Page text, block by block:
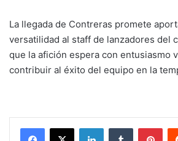
La llegada de Contreras promete
versatilidad al staff de lanzadores del
que la afición espera con entusiasmo
contribuir al éxito del equipo en la
LinkedInTumblr